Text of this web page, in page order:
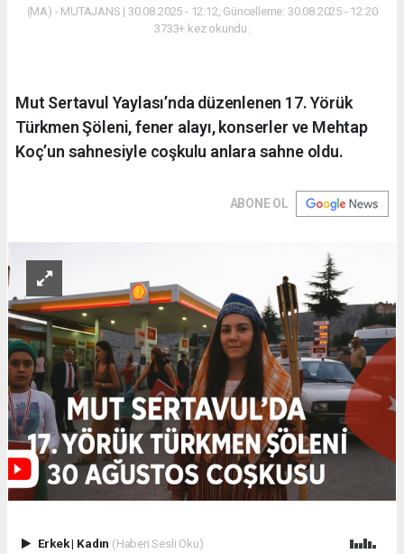
(MA) - MUTAJANS | 30.08.2025 - 12:12, Güncelleme: 30.08.2025 - 12:20
3733+ kez okundu.
Mut Sertavul Yaylası’nda düzenlenen 17. Yörük
Türkmen Şöleni, fener alayı, konserler ve Mehtap
Koç’un sahnesiyle coşkulu anlara sahne oldu.
ABONE OL
Erkek| Kadın (Haberi Sesli Oku)